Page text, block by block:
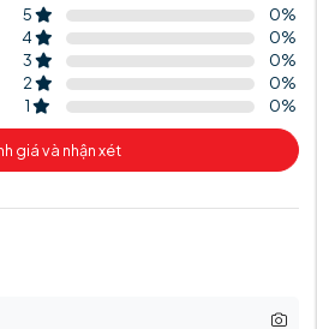
5 0%
4
0%
3
0%
2
0%
1
0%
giá và nhận xét